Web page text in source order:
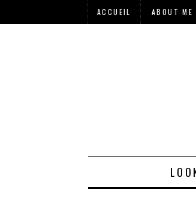
ACCUEIL ABOUT ME